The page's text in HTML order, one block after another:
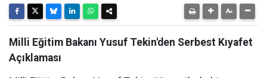
Milli Eğitim Bakanı Yusuf Tekin'den Serbest Kıyafet
Açıklaması